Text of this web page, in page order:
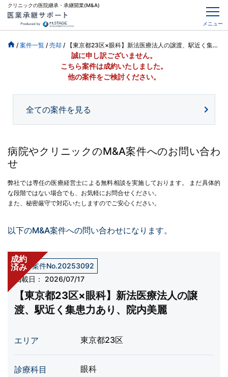
クリニックの医院継承・承継開業(M&A)
メニュー
/ 案件一覧 / 売却 / 【東京都23区×眼科】新法医療法人の譲渡、駅近く集患力あり、院内美麗
誠に申し訳ございません。
こちら案件は成約いたしました。
他の案件をご検討ください。
全ての案件を見る
病院やクリニックのM&A案件へのお問い合わ
せ
弊社では専任の医療経営士による無料相談を実施しております。
まだ具体的
な段階ではない場合でも、お気軽にお問合せください。
また、秘密厳守で対応いたしますのでご安心ください。
以下のM&A案件への問い合わせになります。
成約
済み売却案件No.20253092
掲載日：
2026/07/17
【東京都23区×眼科】新法医療法人の譲
渡、駅近く集患力あり、院内美麗
エリア 東京都23区
診療科目 眼科